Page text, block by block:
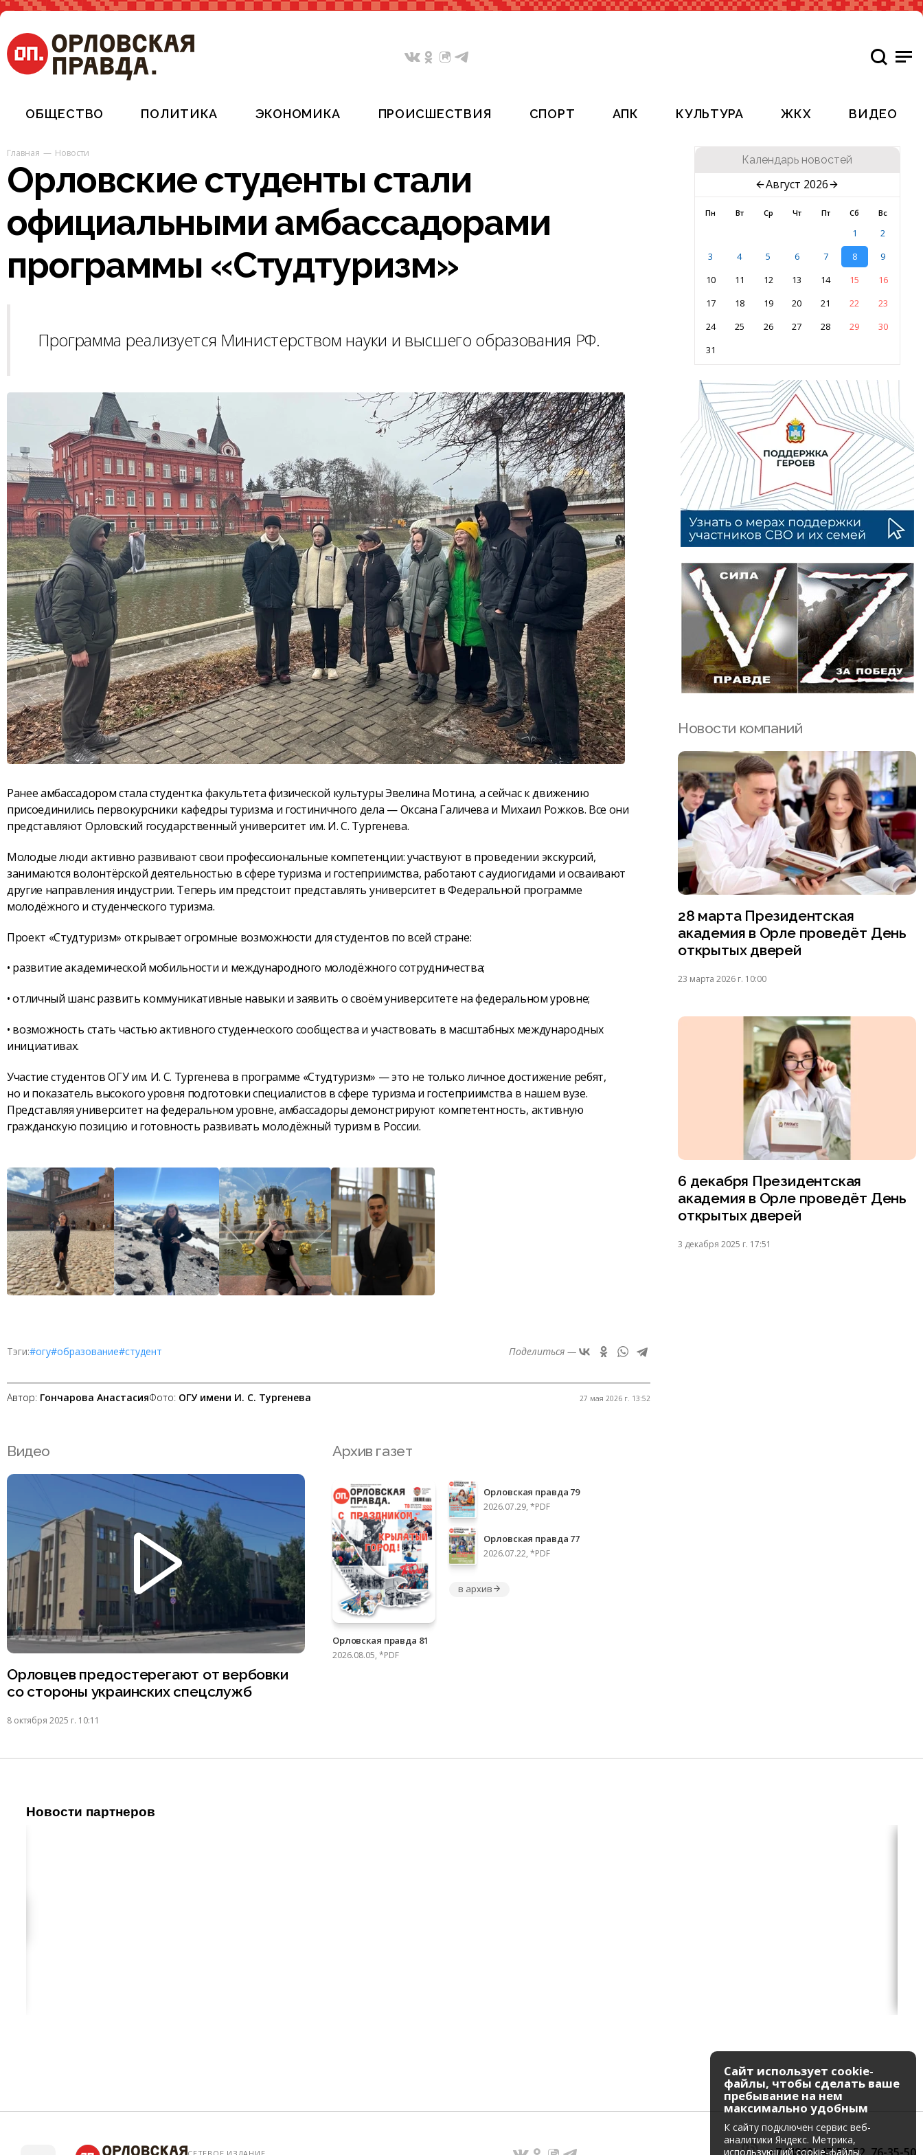
ОБЩЕСТВО ПОЛИТИКА ЭКОНОМИКА ПРОИСШЕСТВИЯ СПОРТ АПК КУЛЬТУРА ЖКХ ВИДЕО
Главная Новости
Орловские студенты стали
официальными амбассадорами
программы «Студтуризм»
Программа реализуется Министерством науки и высшего образования РФ.
Ранее амбассадором стала студентка факультета физической культуры Эвелина Мотина, а сейчас к движению
присоединились первокурсники кафедры туризма и гостиничного дела — Оксана Галичева и Михаил Рожков. Все они
представляют Орловский государственный университет им. И. С. Тургенева.
Молодые люди активно развивают свои профессиональные компетенции: участвуют в проведении экскурсий,
занимаются волонтёрской деятельностью в сфере туризма и гостеприимства, работают с аудиогидами и осваивают
другие направления индустрии. Теперь им предстоит представлять университет в Федеральной программе
молодёжного и студенческого туризма.
Проект «Студтуризм» открывает огромные возможности для студентов по всей стране:
• развитие академической мобильности и международного молодёжного сотрудничества;
• отличный шанс развить коммуникативные навыки и заявить о своём университете на федеральном уровне;
• возможность стать частью активного студенческого сообщества и участвовать в масштабных международных
инициативах.
Участие студентов ОГУ им. И. С. Тургенева в программе «Студтуризм» — это не только личное достижение ребят,
но и показатель высокого уровня подготовки специалистов в сфере туризма и гостеприимства в нашем вузе.
Представляя университет на федеральном уровне, амбассадоры демонстрируют компетентность, активную
гражданскую позицию и готовность развивать молодёжный туризм в России.
Тэги:#огу#образование#студент Поделиться —
Автор: Гончарова АнастасияФото: ОГУ имени И. С. Тургенева 27 мая 2026 г. 13:52
Календарь новостей
Август 2026
Пн Вт Ср Чт Пт Сб Вс
1
2
3
4 5 6 7 8
9
10
11 12 13 14 15
16
17
18 19 20 21 22
23
24
25 26 27 28 29
30
31
Новости компаний
28 марта Президентская
академия в Орле проведёт День
открытых дверей
23 марта 2026 г. 10:00
6 декабря Президентская
академия в Орле проведёт День
открытых дверей
3 декабря 2025 г. 17:51
Видео
Орловцев предостерегают от вербовки
со стороны украинских спецслужб
8 октября 2025 г. 10:11
Архив газет
Орловская правда 81
2026.08.05, *PDF
Орловская правда 79
2026.07.29, *PDF
Орловская правда 77
2026.07.22, *PDF
в архив
Новости партнеров
Сайт использует cookie-
файлы, чтобы сделать ваше
пребывание на нем
максимально удобным
К cайту подключен сервис веб-
аналитики Яндекс. Метрика,
использующий cookie-файлы.